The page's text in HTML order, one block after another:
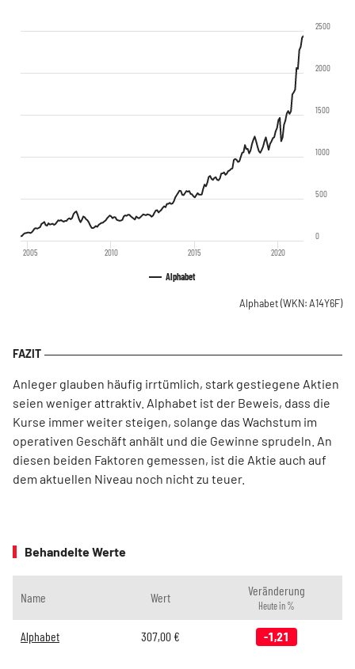
Alphabet
2005 2010 2015 2020
0
500
1000
1500
2000
2500
Alphabet (WKN: A14Y6F)
Anleger glauben häufig irrtümlich, stark gestiegene Aktien
seien weniger attraktiv. Alphabet ist der Beweis, dass die
Kurse immer weiter steigen, solange das Wachstum im
operativen Geschäft anhält und die Gewinne sprudeln. An
diesen beiden Faktoren gemessen, ist die Aktie auch auf
dem aktuellen Niveau noch nicht zu teuer.
Behandelte Werte
Name Wert Veränderung
Heute in %
Alphabet 307,00 € -1,21